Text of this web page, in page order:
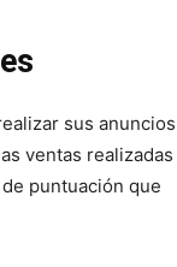
sus anuncios
ventas realizadas
puntuación que